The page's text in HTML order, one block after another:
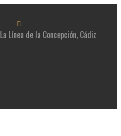
Línea de la Concepción, Cádiz